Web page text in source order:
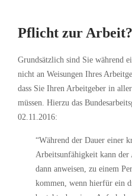
Pflicht zur Arbeit?
Grundsätzlich sind Sie während
nicht an Weisungen Ihres
dass Sie Ihren Arbeitgeber in
müssen. Hierzu das
02.11.2016:
“Während der Dauer einer
Arbeitsunfähigkeit kann der
dann anweisen, zu einem
kommen, wenn hierfür ein